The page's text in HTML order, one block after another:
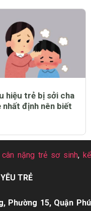
hiệu trẻ bị sởi cha
nhất định nên biết
cân nặng trẻ sơ sinh,kể
TRẺ
Phường 15, Quận Phú